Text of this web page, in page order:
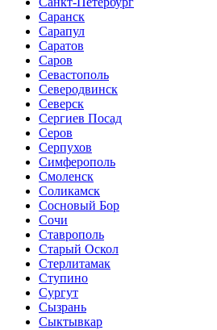
Саранск
Сарапул
Саратов
Саров
Севастополь
Северодвинск
Северск
Сергиев Посад
Серов
Серпухов
Симферополь
Смоленск
Соликамск
Сосновый Бор
Сочи
Ставрополь
Старый Оскол
Стерлитамак
Ступино
Сургут
Сызрань
Сыктывкар